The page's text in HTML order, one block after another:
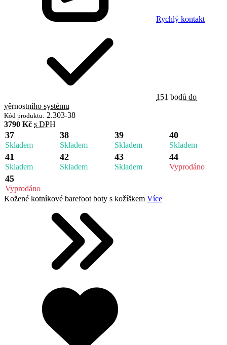
Rychlý kontakt
151 bodů do
věrnostního systému
Kód produktu: 2.303-38
3790 Kč s DPH
37
Skladem
38
Skladem
39
Skladem
40
Skladem
41
Skladem
42
Skladem
43
Skladem
44
Vyprodáno
45
Vyprodáno
Kožené kotníkové barefoot boty s kožíškem Více